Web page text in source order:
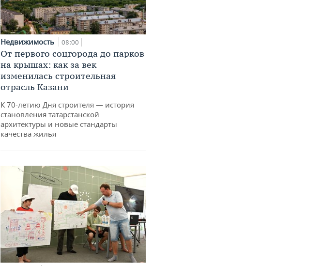
Недвижимость 08:00
От первого соцгорода до парков
на крышах: как за век
изменилась строительная
отрасль Казани
К 70-летию Дня строителя — история
становления татарстанской
архитектуры и новые стандарты
качества жилья